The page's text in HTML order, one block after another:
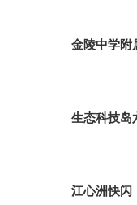
金陵中学附
生态科技岛
江心洲快闪